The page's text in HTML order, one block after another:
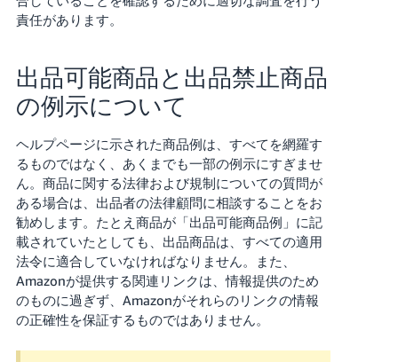
責任があります。
出品可能商品と出品禁止商品
の例示について
ヘルプページに示された商品例は、すべてを網羅す
るものではなく、あくまでも一部の例示にすぎませ
ん。商品に関する法律および規制についての質問が
ある場合は、出品者の法律顧問に相談することをお
勧めします。たとえ商品が「出品可能商品例」に記
載されていたとしても、出品商品は、すべての適用
法令に適合していなければなりません。また、
Amazonが提供する関連リンクは、情報提供のため
のものに過ぎず、Amazonがそれらのリンクの情報
の正確性を保証するものではありません。